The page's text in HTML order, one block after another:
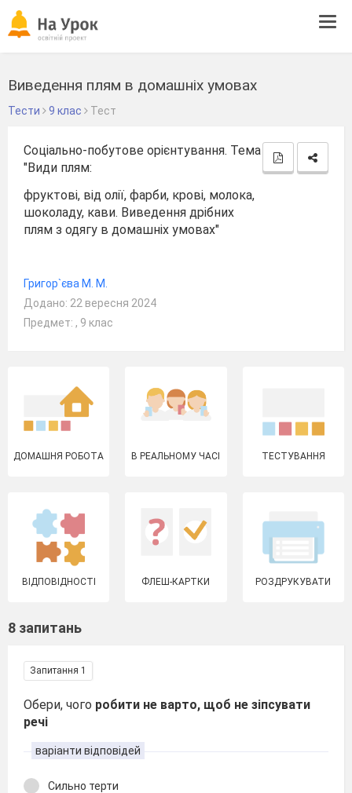
Виведення плям в домашніх умовах
Тести 9 клас Тест
Соціально-побутове орієнтування. Тема
"Види плям:
фруктові, від олії, фарби, крові, молока,
шоколаду, кави. Виведення дрібних
плям з одягу в домашніх умовах"
Григор`єва М. М.
Додано: 22 вересня 2024
Предмет: , 9 клас
ДОМАШНЯ РОБОТА В РЕАЛЬНОМУ ЧАСІ ТЕСТУВАННЯ
ВІДПОВІДНОСТІ ФЛЕШ-КАРТКИ РОЗДРУКУВАТИ
8 запитань
Запитання 1
Обери, чого робити не варто, щоб не зіпсувати
речі
варіанти відповідей
Сильно терти